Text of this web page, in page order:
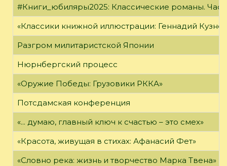
#Книги_юбиляры2025: Классические романы.
«Классики книжной иллюстрации: Геннадий
Разгром милитаристской Японии
Нюрнбергский процесс
«Оружие Победы: Грузовики РККА»
Потсдамская конференция
«... думаю, главный ключ к счастью – это смех»
«Красота, живущая в стихах: Афанасий Фет»
«Словно река: жизнь и творчество Марка Твена»